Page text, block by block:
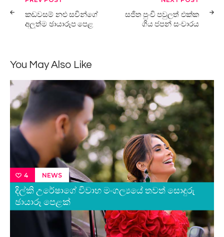
navigation
කඩවසම් නළු සචින්ගේ
අලුත්ම ඡායාරූප පෙළ
සජිත පුංචි පවුලත් එක්ක
ගිය ජපන් සංචාරය
You May Also Like
4 NEWS
දිල්කි උරේෂාගේ විවාහ මංගල්‍යයේ තවත් සොදුරු
ඡායාරූ පෙළක්